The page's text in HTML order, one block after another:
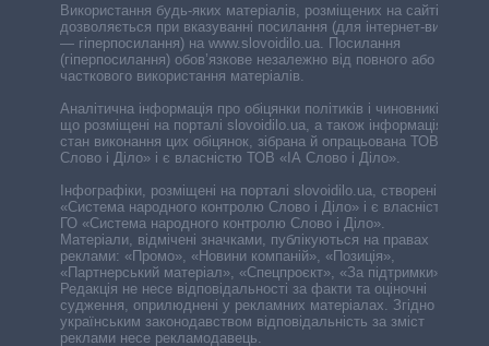
Використання будь-яких матеріалів, розміщених на сайті,
дозволяється при вказуванні посилання (для інтернет-видань
— гіперпосилання) на www.slovoidilo.ua. Посилання
(гіперпосилання) обов’язкове незалежно від повного або
часткового використання матеріалів.
Аналітична інформація про обіцянки політиків і чиновників,
що розміщені на порталі slovoidilo.ua, а також інформація про
стан виконання цих обіцянок, зібрана й опрацьована ТОВ «ІА
Слово і Діло» і є власністю ТОВ «ІА Слово і Діло».
Інфографіки, розміщені на порталі slovoidilo.ua, створені ГО
«Система народного контролю Слово і Діло» і є власністю
ГО «Система народного контролю Слово і Діло».
Матеріали, відмічені значками, публікуються на правах
реклами: «Промо», «Новини компаній», «Позиція»,
«Партнерський матеріал», «Спецпроєкт», «За підтримки».
Редакція не несе відповідальності за факти та оціночні
судження, оприлюднені у рекламних матеріалах. Згідно з
українським законодавством відповідальність за зміст
реклами несе рекламодавець.